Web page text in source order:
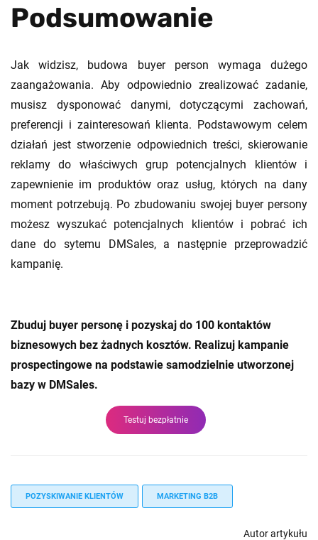
Podsumowanie
Jak widzisz, budowa buyer person wymaga dużego
zaangażowania. Aby odpowiednio zrealizować zadanie,
musisz dysponować danymi, dotyczącymi zachowań,
preferencji i zainteresowań klienta. Podstawowym celem
działań jest stworzenie odpowiednich treści, skierowanie
reklamy do właściwych grup potencjalnych klientów i
zapewnienie im produktów oraz usług, których na dany
moment potrzebują. Po zbudowaniu swojej buyer persony
możesz wyszukać potencjalnych klientów i pobrać ich
dane do sytemu DMSales, a następnie przeprowadzić
kampanię.
Zbuduj buyer personę i pozyskaj do 100 kontaktów
biznesowych bez żadnych kosztów. Realizuj kampanie
prospectingowe na podstawie samodzielnie utworzonej
bazy w DMSales.
Testuj bezpłatnie
POZYSKIWANIE KLIENTÓW MARKETING B2B
Autor artykułu